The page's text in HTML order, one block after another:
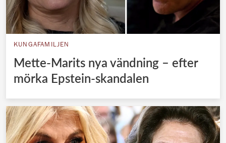
KUNGAFAMILJEN
Mette-Marits nya vändning – efter
mörka Epstein-skandalen